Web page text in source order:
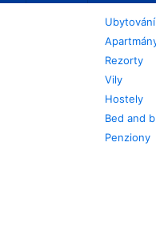
Rezorty
Vily
Hostely
Bed and
Penziony